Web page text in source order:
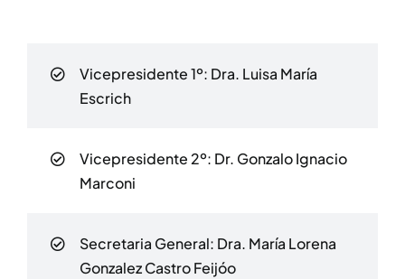
Vicepresidente 1º: Dra. Luisa María
Escrich
Vicepresidente 2º: Dr. Gonzalo Ignacio
Marconi
Secretaria General: ​Dra. María Lorena
Gonzalez Castro Feijóo